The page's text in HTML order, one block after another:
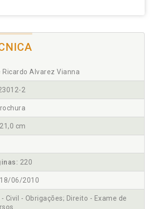
Ricardo Alvarez Vianna
2
cm
220
18/06/2010
- Civil - Obrigações; Direito - Exame de